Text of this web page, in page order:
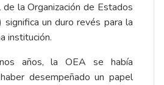
la Organización de Estados
significa un duro revés para la
institución.
años, la OEA se había
desempeñado un papel